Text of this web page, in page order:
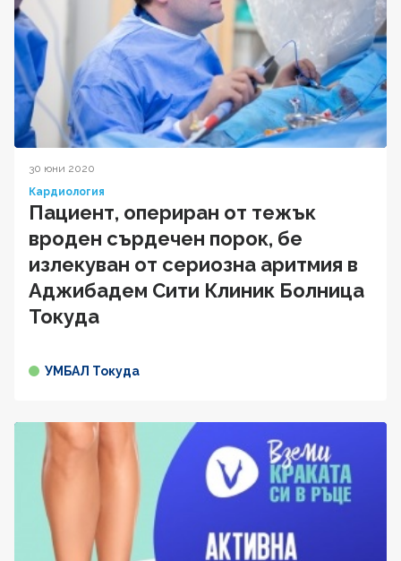
30 юни 2020
Кардиология
Пациент, опериран от тежък
вроден сърдечен порок, бе
излекуван от сериозна аритмия в
Аджибадем Сити Клиник Болница
Токуда
УМБАЛ Токуда